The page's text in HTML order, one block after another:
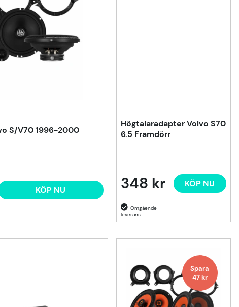
S/V70 1996-2000
KÖP NU
Högtalaradapter Volvo S70
6.5 Framdörr
348 kr KÖP NU
Spara
47 kr